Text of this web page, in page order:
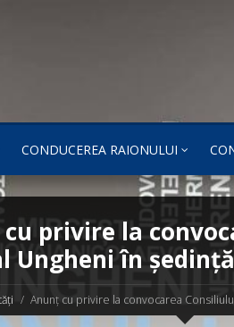
CONDUCEREA RAIONULUI
privire la
Ungheni în
Anunț cu privire la convocarea